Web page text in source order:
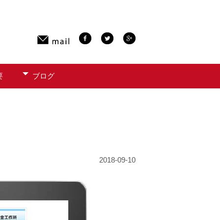
ブログ
2018-09-10